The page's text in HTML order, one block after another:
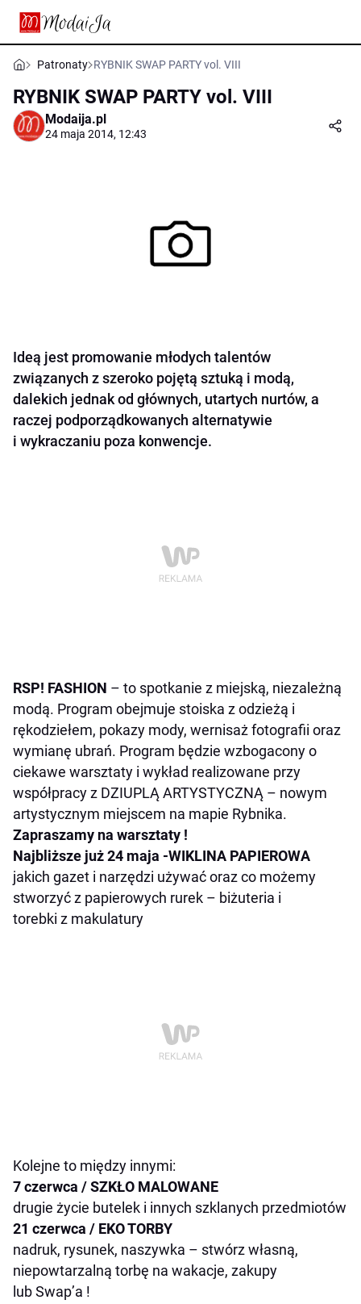
Patronaty RYBNIK SWAP PARTY vol. VIII
RYBNIK SWAP PARTY vol. VIII
Modaija.pl
24 maja 2014, 12:43
Ideą jest promowanie młodych talentów
związanych z szeroko pojętą sztuką i modą,
dalekich jednak od głównych, utartych nurtów, a
raczej podporządkowanych alternatywie
i wykraczaniu poza konwencje.
RSP! FASHION – to spotkanie z miejską, niezależną
modą. Program obejmuje stoiska z odzieżą i
rękodziełem, pokazy mody, wernisaż fotografii oraz
wymianę ubrań. Program będzie wzbogacony o
ciekawe warsztaty i wykład realizowane przy
współpracy z DZIUPLĄ ARTYSTYCZNĄ – nowym
artystycznym miejscem na mapie Rybnika.
Zapraszamy na warsztaty !
Najbliższe już 24 maja -WIKLINA PAPIEROWA
jakich gazet i narzędzi używać oraz co możemy
stworzyć z papierowych rurek – biżuteria i
torebki z makulatury
Kolejne to między innymi:
7 czerwca / SZKŁO MALOWANE
drugie życie butelek i innych szklanych przedmiotów
21 czerwca / EKO TORBY
nadruk, rysunek, naszywka – stwórz własną,
niepowtarzalną torbę na wakacje, zakupy
lub Swap’a !